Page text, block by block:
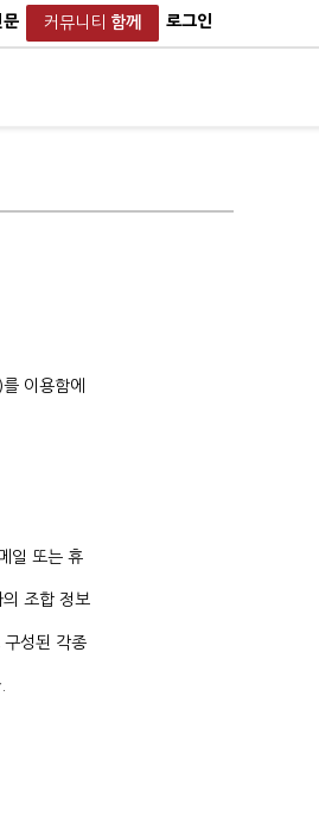
문 커뮤니티 함께 로그인
이용함에
일 또는 휴
조합 정보
성된 각종